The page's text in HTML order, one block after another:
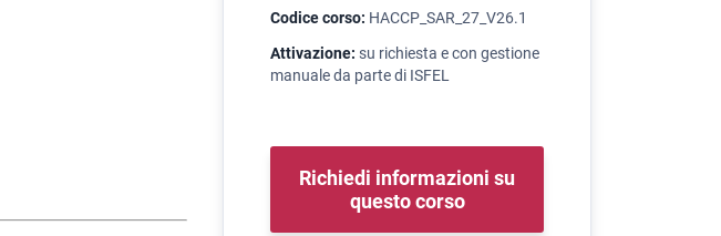
Codice corso: HACCP_SAR_27_V26.1
Attivazione: su richiesta e con gestione
manuale da parte di ISFEL
Richiedi informazioni su
questo corso